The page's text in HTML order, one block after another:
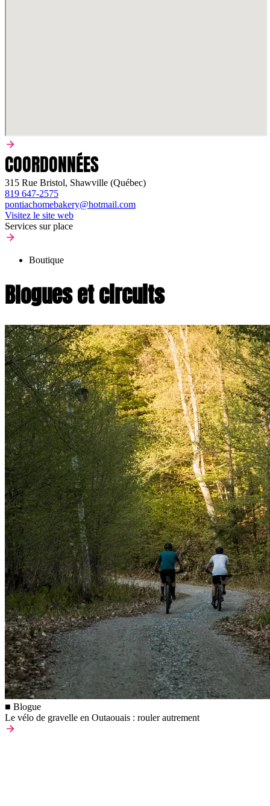
COORDONNÉES
315 Rue Bristol, Shawville (Québec)
819 647-2575
pontiachomebakery@hotmail.com
Visitez le site web
Services sur place
Boutique
Blogues et circuits
■ Blogue
Le vélo de gravelle en Outaouais : rouler autrement